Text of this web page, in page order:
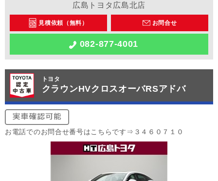
広島トヨタ広島北店
見積依頼（無料） お問合せ
082-877-4001
トヨタ
クラウンHVクロスオーバRSアドバ
お電話でのお問合せ番号はこちらです⇒３４６０７１０